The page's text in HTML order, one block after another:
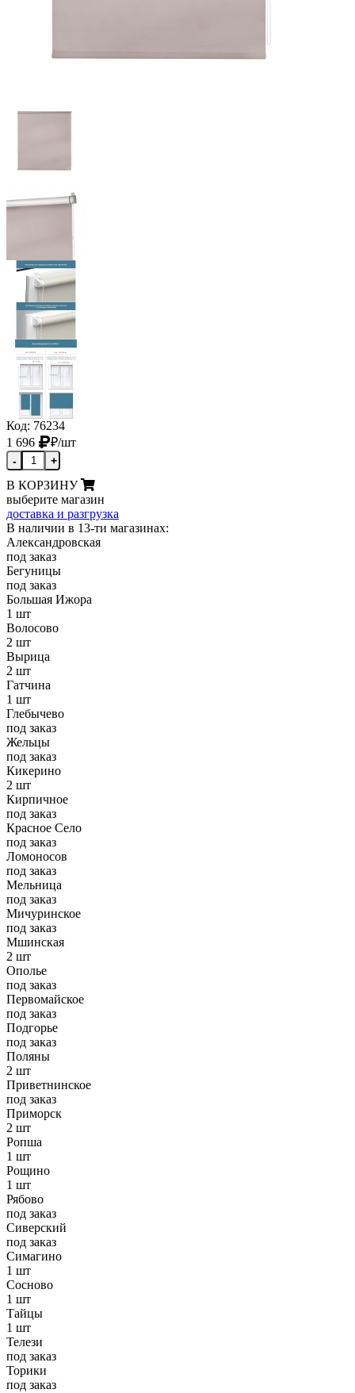
Код: 76234
1 696
₽/шт
- +
В КОРЗИНУ
выберите магазин
доставка и разгрузка
В наличии в 13-ти магазинах:
Александровская
под заказ
Бегуницы
под заказ
Большая Ижора
1 шт
Волосово
2 шт
Вырица
2 шт
Гатчина
1 шт
Глебычево
под заказ
Жельцы
под заказ
Кикерино
2 шт
Кирпичное
под заказ
Красное Село
под заказ
Ломоносов
под заказ
Мельница
под заказ
Мичуринское
под заказ
Мшинская
2 шт
Ополье
под заказ
Первомайское
под заказ
Подгорье
под заказ
Поляны
2 шт
Приветнинское
под заказ
Приморск
2 шт
Ропша
1 шт
Рощино
1 шт
Рябово
под заказ
Сиверский
под заказ
Симагино
1 шт
Сосново
1 шт
Тайцы
1 шт
Телези
под заказ
Торики
под заказ